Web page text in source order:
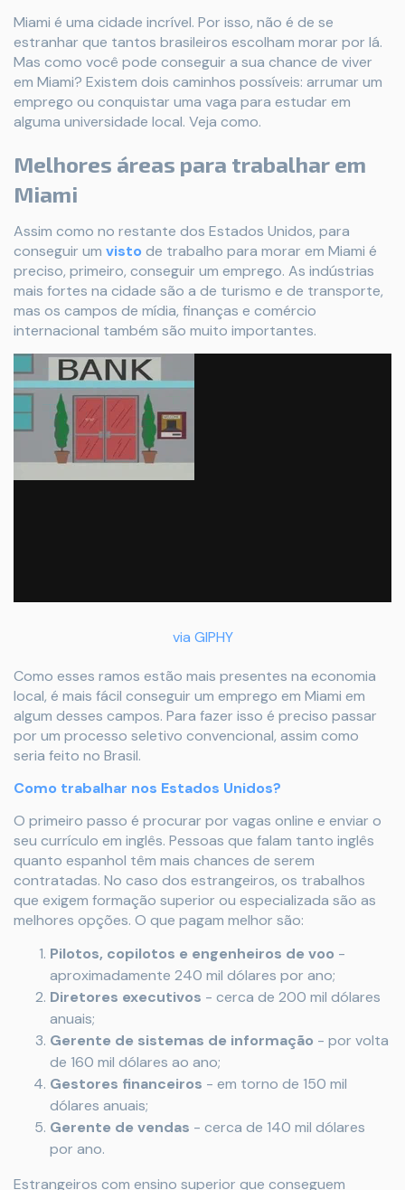
Miami é uma cidade incrível. Por isso, não é de se
estranhar que tantos brasileiros escolham morar por lá.
Mas como você pode conseguir a sua chance de viver
em Miami? Existem dois caminhos possíveis: arrumar um
emprego ou conquistar uma vaga para estudar em
alguma universidade local. Veja como.
Melhores áreas para trabalhar em
Miami
Assim como no restante dos Estados Unidos, para
conseguir um visto de trabalho para morar em Miami é
preciso, primeiro, conseguir um emprego. As indústrias
mais fortes na cidade são a de turismo e de transporte,
mas os campos de mídia, finanças e comércio
internacional também são muito importantes.
via GIPHY
Como esses ramos estão mais presentes na economia
local, é mais fácil conseguir um emprego em Miami em
algum desses campos. Para fazer isso é preciso passar
por um processo seletivo convencional, assim como
seria feito no Brasil.
Como trabalhar nos Estados Unidos?
O primeiro passo é procurar por vagas online e enviar o
seu currículo em inglês. Pessoas que falam tanto inglês
quanto espanhol têm mais chances de serem
contratadas. No caso dos estrangeiros, os trabalhos
que exigem formação superior ou especializada são as
melhores opções. O que pagam melhor são:
Pilotos, copilotos e engenheiros de voo -
aproximadamente 240 mil dólares por ano;
Diretores executivos - cerca de 200 mil dólares
anuais;
Gerente de sistemas de informação - por volta
de 160 mil dólares ao ano;
Gestores financeiros - em torno de 150 mil
dólares anuais;
Gerente de vendas - cerca de 140 mil dólares
por ano.
Estrangeiros com ensino superior que conseguem